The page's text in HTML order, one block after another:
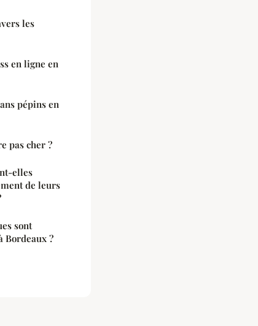
les
en ligne en
pépins en
pas cher ?
elles
de leurs
sont
Bordeaux ?